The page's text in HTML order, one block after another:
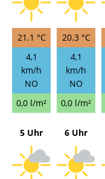
21.1 °C
4,1
km/h
NO
0,0 l/m²
20.3 °C
4,1
km/h
NO
0,0 l/m²
5 Uhr 6 Uhr